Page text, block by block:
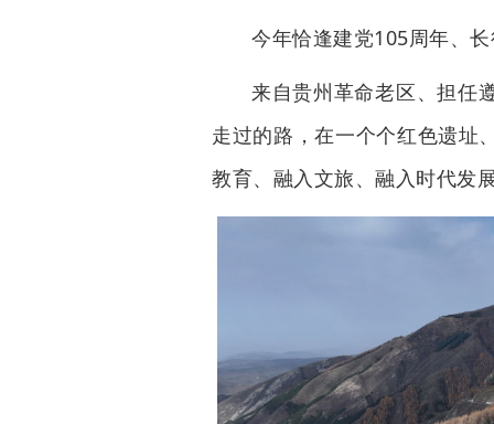
今年恰逢建党105周年、
来自贵州革命老区、担任
走过的路，在一个个红色遗址
教育、融入文旅、融入时代发